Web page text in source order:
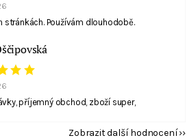
Používám dlouhodobě.
příjemný obchod, zboží super,
Zobrazit další hodnocení